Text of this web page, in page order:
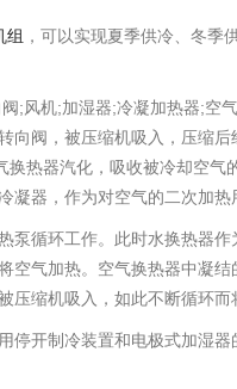
组 ，可以实现夏季供冷、冬季
;风机;加湿器;冷凝加热器;空
向阀，被压缩机吸入，压缩
换热器汽化，吸收被冷却空
凝器，作为对空气的二次加热
泵循环工作。此时水换热器
空气加热。空气换热器中凝
压缩机吸入，如此不断循环
停开制冷装置和电极式加湿